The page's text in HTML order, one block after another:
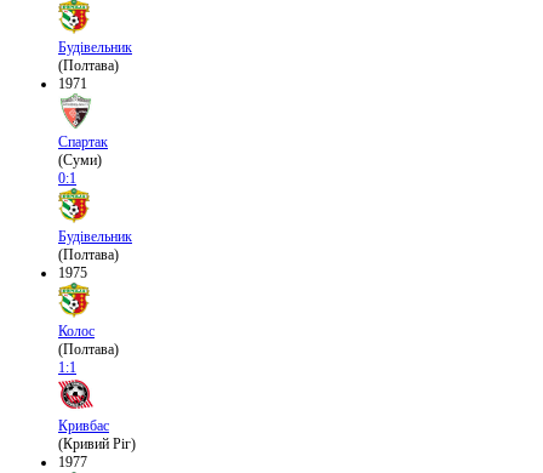
Будівельник
(Полтава)
1971
Спартак
(Суми)
0:1
Будівельник
(Полтава)
1975
Колос
(Полтава)
1:1
Кривбас
(Кривий Ріг)
1977